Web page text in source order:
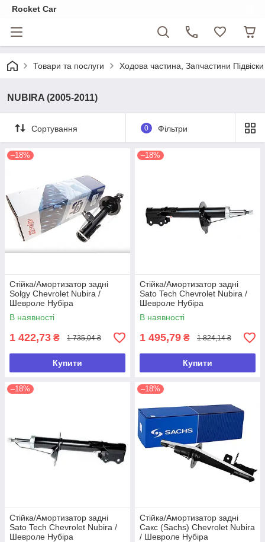
Rocket Car
Товари та послуги Ходова частина, Запчастини
NUBIRA (2005-2011)
Сортування 0 Фільтри
–18%
Стійка/Амортизатор задні
Solgy Chevrolet Nubira /
Шевроле Нубіра
В наявності
1 422,73 ₴ 1 735,04 ₴
Купити
–18%
Стійка/Амортизатор задні
Sato Tech Chevrolet Nubira /
Шевроле Нубіра
В наявності
1 495,79 ₴ 1 824,14 ₴
Купити
–18%
Стійка/Амортизатор задні
Sato Tech Chevrolet Nubira /
Шевроле Нубіра
–18%
Стійка/Амортизатор задні
Сакс (Sachs) Chevrolet Nubira
/ Шевроле Нубіра